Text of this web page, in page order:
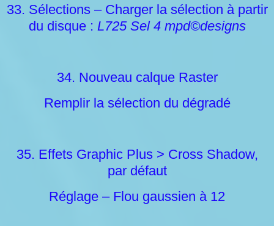
33. Sélections – Charger la sélection à partir
du disque : L725 Sel 4 mpd©designs
34. Nouveau calque Raster
Remplir la sélection du dégradé
35. Effets Graphic Plus > Cross Shadow,
par défaut
Réglage – Flou gaussien à 12